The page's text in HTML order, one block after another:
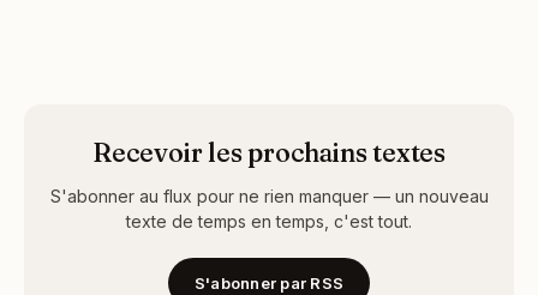
Recevoir les prochains textes
S'abonner au flux pour ne rien manquer — un nouveau
texte de temps en temps, c'est tout.
S'abonner par RSS